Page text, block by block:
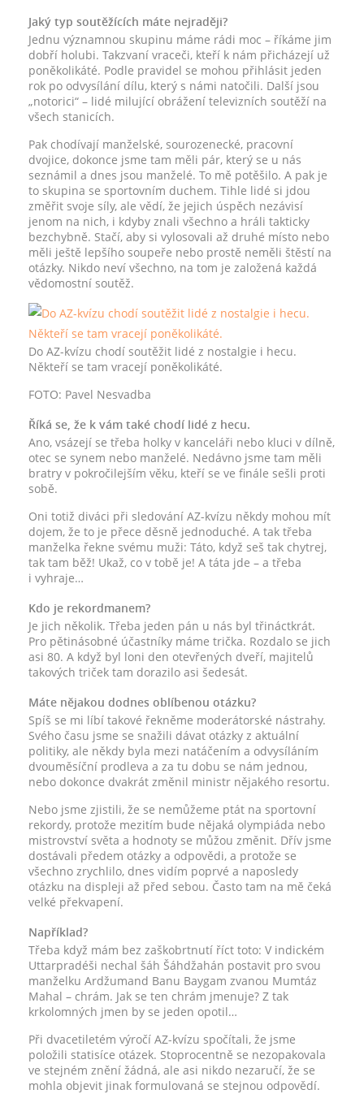
Jaký typ soutěžících máte nejraději?
Jednu významnou skupinu máme rádi moc – říkáme jim
dobří holubi. Takzvaní vraceči, kteří k nám přicházejí už
poněkolikáté. Podle pravidel se mohou přihlásit jeden
rok po odvysílání dílu, který s námi natočili. Další jsou
„notorici“ – lidé milující obrážení televizních soutěží na
všech stanicích.
Pak chodívají manželské, sourozenecké, pracovní
dvojice, dokonce jsme tam měli pár, který se u nás
seznámil a dnes jsou manželé. To mě potěšilo. A pak je
to skupina se sportovním duchem. Tihle lidé si jdou
změřit svoje síly, ale vědí, že jejich úspěch nezávisí
jenom na nich, i kdyby znali všechno a hráli takticky
bezchybně. Stačí, aby si vylosovali až druhé místo nebo
měli ještě lepšího soupeře nebo prostě neměli štěstí na
otázky. Nikdo neví všechno, na tom je založená každá
vědomostní soutěž.
Do AZ-kvízu chodí soutěžit lidé z nostalgie i hecu.
Někteří se tam vracejí poněkolikáté.
FOTO: Pavel Nesvadba
Říká se, že k vám také chodí lidé z hecu.
Ano, vsázejí se třeba holky v kanceláři nebo kluci v dílně,
otec se synem nebo manželé. Nedávno jsme tam měli
bratry v pokročilejším věku, kteří se ve finále sešli proti
sobě.
Oni totiž diváci při sledování AZ-kvízu někdy mohou mít
dojem, že to je přece děsně jednoduché. A tak třeba
manželka řekne svému muži: Táto, když seš tak chytrej,
tak tam běž! Ukaž, co v tobě je! A táta jde – a třeba
i vyhraje…
Kdo je rekordmanem?
Je jich několik. Třeba jeden pán u nás byl třináctkrát.
Pro pětinásobné účastníky máme trička. Rozdalo se jich
asi 80. A když byl loni den otevřených dveří, majitelů
takových triček tam dorazilo asi šedesát.
Máte nějakou dodnes oblíbenou otázku?
Spíš se mi líbí takové řekněme moderátorské nástrahy.
Svého času jsme se snažili dávat otázky z aktuální
politiky, ale někdy byla mezi natáčením a odvysíláním
dvouměsíční prodleva a za tu dobu se nám jednou,
nebo dokonce dvakrát změnil ministr nějakého resortu.
Nebo jsme zjistili, že se nemůžeme ptát na sportovní
rekordy, protože mezitím bude nějaká olympiáda nebo
mistrovství světa a hodnoty se můžou změnit. Dřív jsme
dostávali předem otázky a odpovědi, a protože se
všechno zrychlilo, dnes vidím poprvé a naposledy
otázku na displeji až před sebou. Často tam na mě čeká
velké překvapení.
Například?
Třeba když mám bez zaškobrtnutí říct toto: V indickém
Uttarpradéši nechal šáh Šáhdžahán postavit pro svou
manželku Ardžumand Banu Baygam zvanou Mumtáz
Mahal – chrám. Jak se ten chrám jmenuje? Z tak
krkolomných jmen by se jeden opotil…
Při dvacetiletém výročí AZ-kvízu spočítali, že jsme
položili statisíce otázek. Stoprocentně se nezopakovala
ve stejném znění žádná, ale asi nikdo nezaručí, že se
mohla objevit jinak formulovaná se stejnou odpovědí.